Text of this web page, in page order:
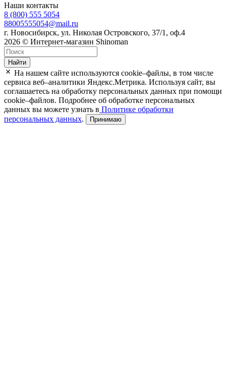
Наши контакты
8 (800) 555 5054
88005555054@mail.ru
г. Новосибирск, ул. Николая Островского, 37/1, оф.4
2026 © Интернет-магазин Shinoman
Найти
На нашем сайте используются cookie–файлы, в том числе
сервиса веб–аналитики Яндекс.Метрика. Используя сайт, вы
соглашаетесь на обработку персональных данных при помощи
cookie–файлов. Подробнее об обработке персональных
данных вы можете узнать в Политике обработки
персональных данных. Принимаю